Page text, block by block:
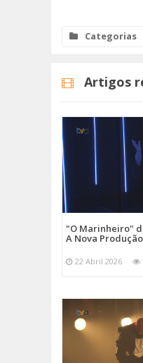
Categorias
Artigos
"O Marinheiro"
A Nova
22 Abril 2026